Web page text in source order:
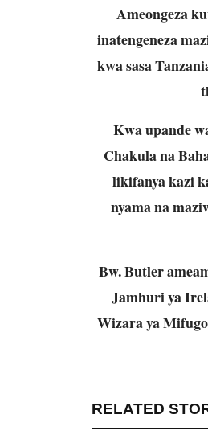
Ameongeza
inatengeneza
kwa sasa
Kwa upande
Chakula na
likifanya kazi
nyama na
Bw. Butler
Jamhuri ya
Wizara ya
RELATED